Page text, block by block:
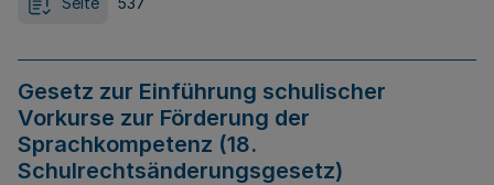
Gesetz zur Einführung schulischer
Vorkurse zur Förderung der
Sprachkompetenz (18.
Schulrechtsänderungsgesetz)